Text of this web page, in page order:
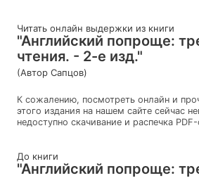
Читать онлайн выдержки из книги
"Английский попроще:
чтения. - 2-е изд."
(Автор Сапцов)
К сожалению, посмотреть онлайн и
этого издания на нашем сайте сейчас
недоступно скачивание и распечка
До книги
"Английский попроще: